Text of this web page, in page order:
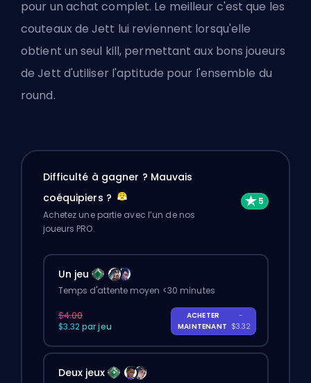
pour un achat complet. Le meilleur c'est que les
couteaux de Jett lui reviennent lorsqu'elle
obtient un seul kill, permettant aux bons joueurs
de Jett d'utiliser l'aptitude pour l'ensemble du
round.
Difficulté à gagner ? Mauvais
coéquipiers ?
Achetez une partie avec l’un de nos
joueurs PRO.
Un jeu
Temps d'attente moyen <30 minutes
$4.00
$3.32 par jeu
ACHETER
MAINTENANT
-
$3.32
Deux jeux